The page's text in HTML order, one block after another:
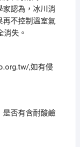
家認為，冰川消
再不控制溫室氣
消失。
,如有侵
是否有含耐酸鹼